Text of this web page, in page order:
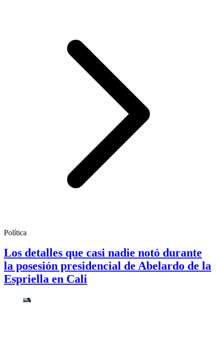
Política
Los detalles que casi nadie notó durante
la posesión presidencial de Abelardo de la
Espriella en Cali